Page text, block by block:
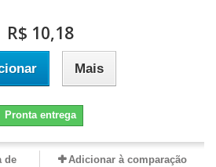
R$ 10,18
Mais
Pronta entrega
de
Adicionar à comparação